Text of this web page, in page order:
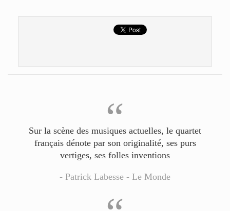
“
Sur la scène des musiques actuelles, le quartet
français dénote par son originalité, ses purs
vertiges, ses folles inventions
- Patrick Labesse - Le Monde